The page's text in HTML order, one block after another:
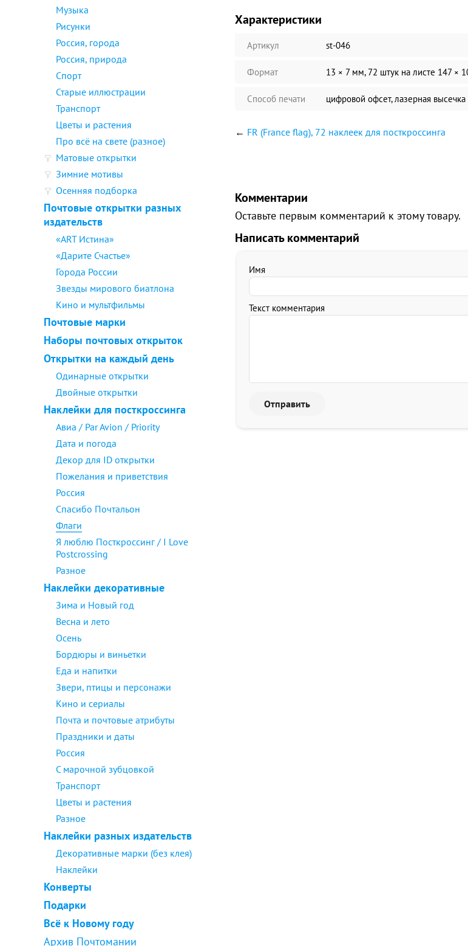
Музыка
Рисунки
Россия, города
Россия, природа
Спорт
Старые иллюстрации
Транспорт
Цветы и растения
Про всё на свете (разное)
Матовые открытки
Зимние мотивы
Осенняя подборка
Почтовые открытки разных
издательств
«ART Истина»
«Дарите Счастье»
Города России
Звезды мирового биатлона
Кино и мультфильмы
Почтовые марки
Наборы почтовых открыток
Открытки на каждый день
Одинарные открытки
Двойные открытки
Наклейки для посткроссинга
Авиа / Par Avion / Priority
Дата и погода
Декор для ID открытки
Пожелания и приветствия
Россия
Спасибо Почтальон
Флаги
Я люблю Посткроссинг / I Love
Postcrossing
Разное
Наклейки декоративные
Зима и Новый год
Весна и лето
Осень
Бордюры и виньетки
Еда и напитки
Звери, птицы и персонажи
Кино и сериалы
Почта и почтовые атрибуты
Праздники и даты
Россия
С марочной зубцовкой
Транспорт
Цветы и растения
Разное
Наклейки разных издательств
Декоративные марки (без клея)
Наклейки
Конверты
Подарки
Всё к Новому году
Архив Почтомании
Характеристики
Артикул st-046
Формат 13 × 7 мм, 72 штук на листе 147 ×
Способ печати цифровой офсет, лазерная высечка
← FR (France flag), 72 наклеек для посткроссинга
Комментарии
Оставьте первым комментарий к этому товару.
Написать комментарий
Имя
Текст комментария